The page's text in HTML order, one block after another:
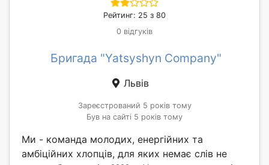
Рейтинг: 25 з 80
0 відгуків
Бригада "Yatsyshyn Company"
Львів
Зареєстрований 5 років тому
Був на сайті 5 років тому
Ми - команда молодих, енергійних та
амбіційних хлопців, для яких немає слів не